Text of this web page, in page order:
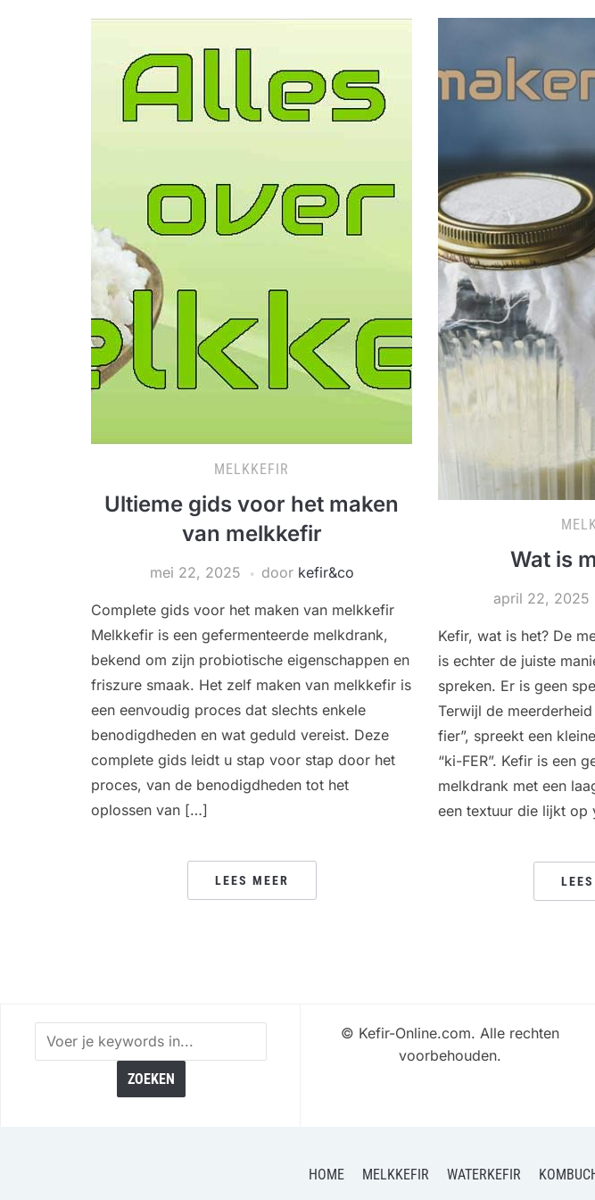
MELKKEFIR
Ultieme gids voor het maken
van melkkefir
mei 22, 2025 door kefir&co
Complete gids voor het maken van melkkefir
Melkkefir is een gefermenteerde melkdrank,
bekend om zijn probiotische eigenschappen en
friszure smaak. Het zelf maken van melkkefir is
een eenvoudig proces dat slechts enkele
benodigdheden en wat geduld vereist. Deze
complete gids leidt u stap voor stap door het
proces, van de benodigdheden tot het
oplossen van […]
LEES MEER
Wat is
april 22, 2025
Kefir, wat is het? De
is echter de juiste
spreken. Er is geen
Terwijl de
fier”, spreekt een
“ki-FER”. Kefir is een
melkdrank met een
een textuur die lijkt
© Kefir-Online.com. Alle rechten
voorbehouden.
HOME MELKKEFIR WATERKEFIR